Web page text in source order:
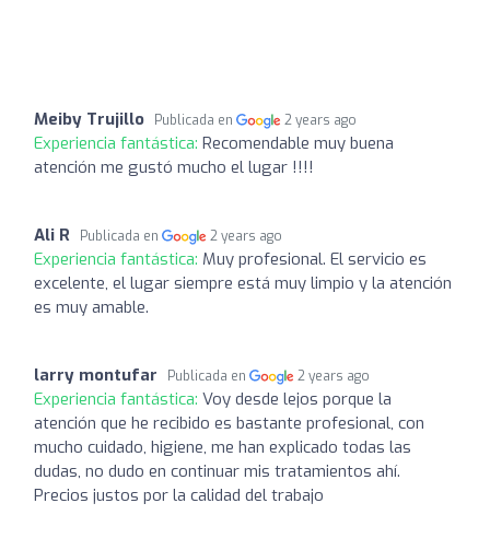
Meiby Trujillo Publicada en 2 years ago
Experiencia fantástica: Recomendable muy buena
atención me gustó mucho el lugar !!!!
Ali R Publicada en 2 years ago
Experiencia fantástica: Muy profesional. El servicio es
excelente, el lugar siempre está muy limpio y la atención
es muy amable.
larry montufar Publicada en 2 years ago
Experiencia fantástica: Voy desde lejos porque la
atención que he recibido es bastante profesional, con
mucho cuidado, higiene, me han explicado todas las
dudas, no dudo en continuar mis tratamientos ahí.
Precios justos por la calidad del trabajo